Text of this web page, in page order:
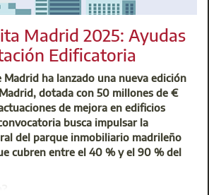
Atención Integral (CAI)
45 00
Madrid 2025: Ayudas
Edificatoria
ha lanzado una nueva edición
dotada con 50 millones de €
de mejora en edificios
busca impulsar la
del parque inmobiliario madrileño
cubren entre el 40 % y el 90 % del